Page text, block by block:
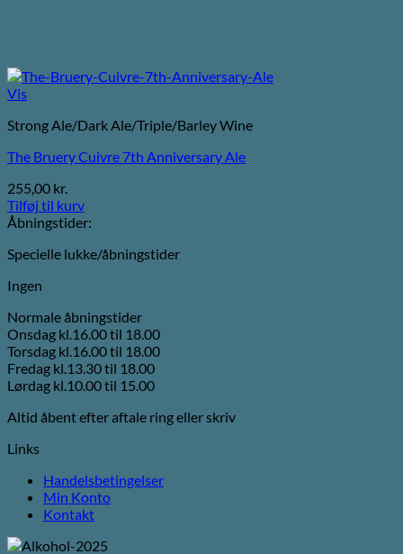
Vis
Strong Ale/Dark Ale/Triple/Barley Wine
The Bruery Cuivre 7th Anniversary Ale
255,00 kr.
Tilføj til kurv
Åbningstider:
Specielle lukke/åbningstider
Ingen
Normale åbningstider
Onsdag kl.16.00 til 18.00
Torsdag kl.16.00 til 18.00
Fredag kl.13.30 til 18.00
Lørdag kl.10.00 til 15.00
Altid åbent efter aftale ring eller skriv
Links
Handelsbetingelser
Min Konto
Kontakt